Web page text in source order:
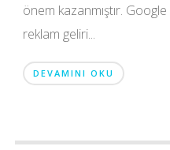
önem kazanmıştır.
reklam geliri...
DEVAMINI OKU